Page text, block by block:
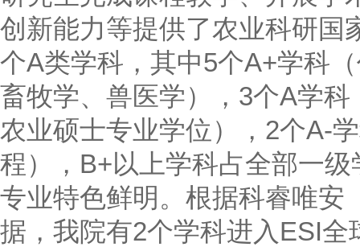
创新能力等提供了农业科研国
个A类学科，其中5个A+学科
畜牧学、兽医学），3个A学
农业硕士专业学位），2个A-
程），B+以上学科占全部一
专业特色鲜明。根据科睿唯安
据，我院有2个学科进入ESI